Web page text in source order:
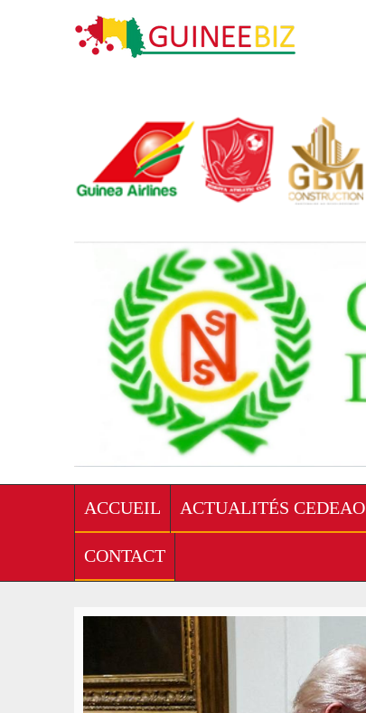
ACCUEIL ACTUALITÉS CEDEAO
CONTACT